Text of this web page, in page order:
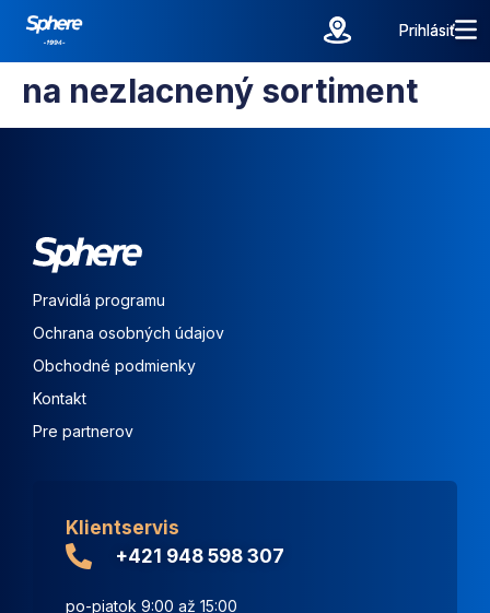
Prihlásiť
Prihlásiť
na nezlacnený sortiment
Klientservis
+421 948 598 307
po-piatok 9:00 až 15:00
Pravidlá programu
Ochrana osobných údajov
Obchodné podmienky
Kontakt
Pre partnerov